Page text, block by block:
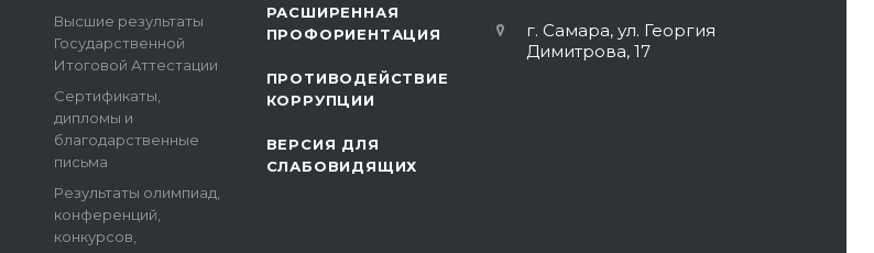
Высшие результаты
Государственной
Итоговой Аттестации
Сертификаты,
дипломы и
благодарственные
письма
Результаты олимпиад,
конференций,
конкурсов,
РАСШИРЕННАЯ
ПРОФОРИЕНТАЦИЯ
ПРОТИВОДЕЙСТВИЕ
КОРРУПЦИИ
ВЕРСИЯ ДЛЯ
СЛАБОВИДЯЩИХ
г. Самара, ул. Георгия
Димитрова, 17